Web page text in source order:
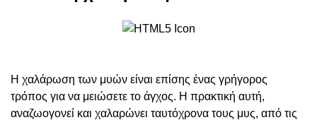
Η χαλάρωση των μυών είναι επίσης ένας γρήγορος
τρόπος για να μειώσετε το άγχος. Η πρακτική αυτή,
αναζωογονεί και χαλαρώνει ταυτόχρονα τους μυς, από τις